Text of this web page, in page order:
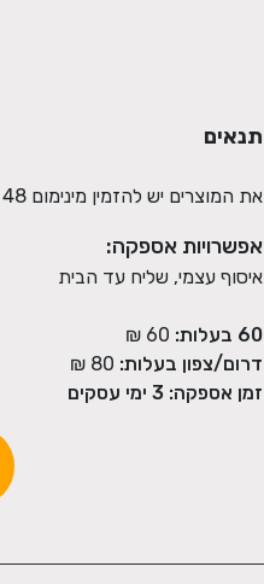
תנאים
את המוצרים יש להזמין מינימום 48 שעות לפני האספקה
אפשרויות אספקה:
איסוף עצמי, שליח עד הבית
60 בעלות:
דרום/צפון בעלות:
זמן אספקה: 3 ימי עסקים